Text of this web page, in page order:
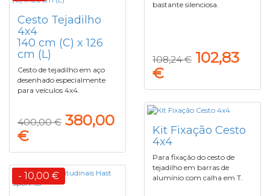
bastante silenciosa.
108,24 € 102,83
€
Cesto Tejadilho
4x4
140 cm (C) x 126
cm (L)
Cesto de tejadilho em aço
desenhado especialmente
para veículos 4x4.
400,00 € 380,00
€
Kit Fixação Cesto
4x4
Para fixação do cesto de
tejadilho em barras de
alumínio com calha em T.
- 10,00 €